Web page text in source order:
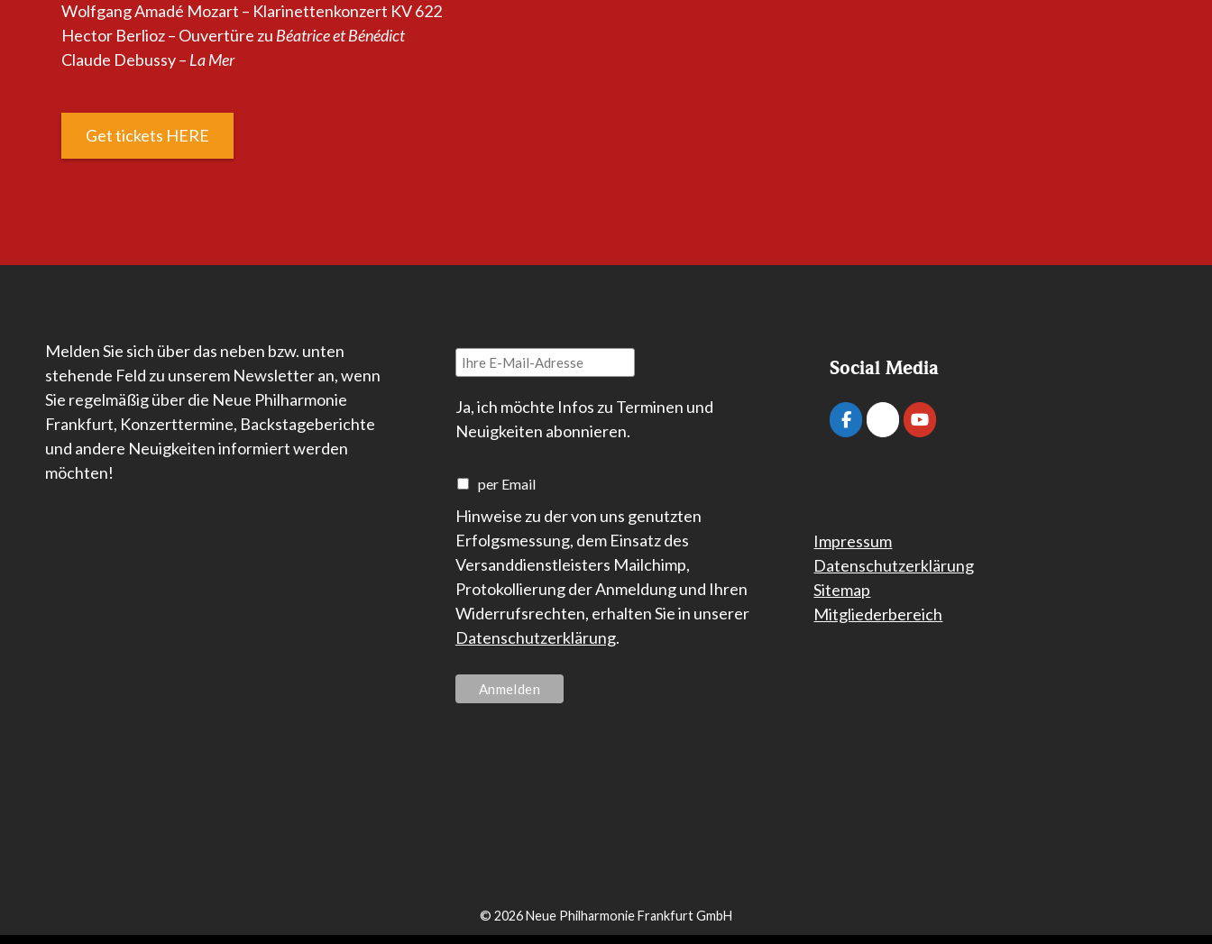
Wolfgang Amadé Mozart – Klarinettenkonzert KV 622
Hector Berlioz – Ouvertüre zu Béatrice et Bénédict
Claude Debussy – La Mer
Get tickets HERE
Melden Sie sich über das neben bzw. unten
stehende Feld zu unserem Newsletter an, wenn
Sie regelmäßig über die Neue Philharmonie
Frankfurt, Konzerttermine, Backstageberichte
und andere Neuigkeiten informiert werden
möchten!
Ja, ich möchte Infos zu Terminen und
Neuigkeiten abonnieren.
per Email
Hinweise zu der von uns genutzten
Erfolgsmessung, dem Einsatz des
Versanddienstleisters Mailchimp,
Protokollierung der Anmeldung und Ihren
Widerrufsrechten, erhalten Sie in unserer
Datenschutzerklärung.
Social Media
Impressum
Datenschutzerklärung
Sitemap
Mitgliederbereich
© 2026 Neue Philharmonie Frankfurt GmbH